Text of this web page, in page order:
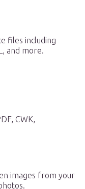
files including
and more.
CWK,
images from your